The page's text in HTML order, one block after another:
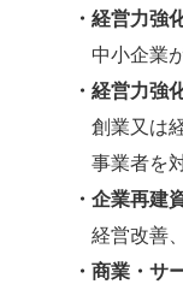
・経営力強
中小企業
・経営力強
創業又は
事業者を
・企業再建
経営改善
・商業・サ